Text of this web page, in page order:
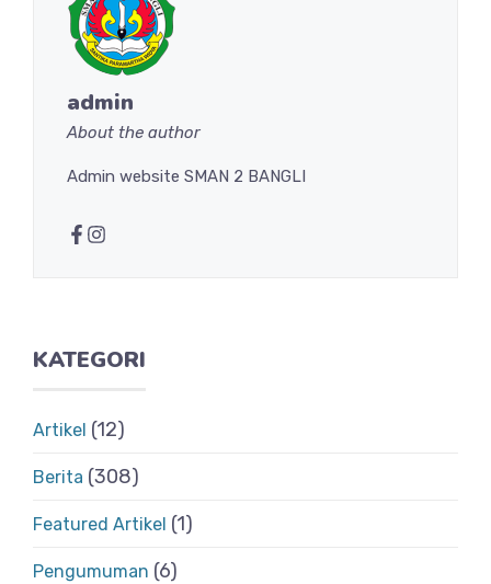
admin
About the author
Admin website SMAN 2 BANGLI
KATEGORI
Artikel (12)
Berita (308)
Featured Artikel (1)
Pengumuman (6)